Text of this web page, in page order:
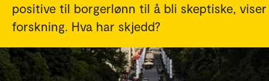
positive til borgerlønn til å bli skeptiske, viser
forskning. Hva har skjedd?